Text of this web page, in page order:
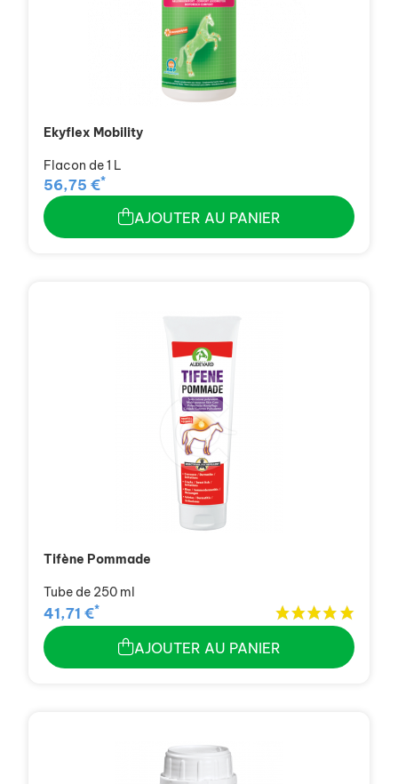
Ekyflex Mobility
Flacon de 1 L
56,75 €*
AJOUTER AU PANIER
Tifène Pommade
Tube de 250 ml
41,71 €*
AJOUTER AU PANIER